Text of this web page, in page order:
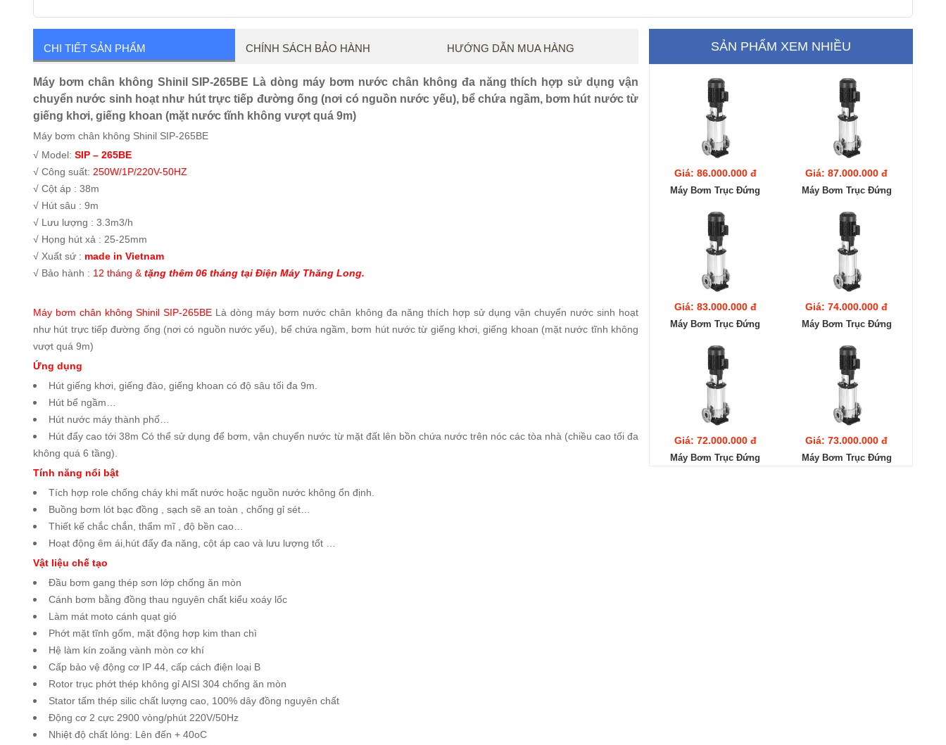
CHI TIẾT SẢN PHẨM CHÍNH SÁCH BẢO HÀNH HƯỚNG DẪN MUA HÀNG
Máy bơm chân không Shinil SIP-265BE Là dòng máy bơm nước chân không đa năng thích hợp sử dụng vận
chuyển nước sinh hoạt như hút trực tiếp đường ống (nơi có nguồn nước yếu), bể chứa ngầm, bơm hút nước từ
giếng khơi, giếng khoan (mặt nước tĩnh không vượt quá 9m)
Máy bơm chân không Shinil SIP-265BE
√ Model: SIP – 265BE
√ Công suất: 250W/1P/220V-50HZ
√ Cột áp : 38m
√ Hút sâu : 9m
√ Lưu lượng : 3.3m3/h
√ Họng hút xả : 25-25mm
√ Xuất sứ : made in Vietnam
√ Bảo hành : 12 tháng & tặng thêm 06 tháng tại Điện Máy Thăng Long.
Máy bơm chân không Shinil SIP-265BE Là dòng máy bơm nước chân không đa năng thích hợp sử dụng vận chuyển nước sinh hoạt
như hút trực tiếp đường ống (nơi có nguồn nước yếu), bể chứa ngầm, bơm hút nước từ giếng khơi, giếng khoan (mặt nước tĩnh không
vượt quá 9m)
Ứng dụng
Hút giếng khơi, giếng đào, giếng khoan có độ sâu tối đa 9m.
Hút bể ngầm…
Hút nước máy thành phố…
Hút đẩy cao tới 38m Có thể sử dụng để bơm, vận chuyển nước từ mặt đất lên bồn chứa nước trên nóc các tòa nhà (chiều cao tối đa
không quá 6 tầng).
Tính năng nổi bật
Tích hợp role chống cháy khi mất nước hoặc nguồn nước không ổn định.
Buồng bơm lót bạc đồng , sạch sẽ an toàn , chống gỉ sét…
Thiết kế chắc chắn, thẩm mĩ , độ bền cao…
Hoạt động êm ái,hút đẩy đa năng, cột áp cao và lưu lượng tốt …
Vật liệu chế tạo
Đầu bơm gang thép sơn lớp chống ăn mòn
Cánh bơm bằng đồng thau nguyên chất kiểu xoáy lốc
Làm mát moto cánh quạt gió
Phớt mặt tĩnh gốm, mặt động hợp kim than chì
Hệ làm kín zoăng vành mòn cơ khí
Cấp bảo vệ động cơ IP 44, cấp cách điện loại B
Rotor trục phớt thép không gỉ AISI 304 chống ăn mòn
Stator tấm thép silic chất lượng cao, 100% dây đồng nguyên chất
Động cơ 2 cực 2900 vòng/phút 220V/50Hz
Nhiệt độ chất lỏng: Lên đến + 40oC
SẢN PHẨM XEM NHIỀU
Giá: 86.000.000 đ
Máy Bơm Trục Đứng
16F5/18.5
Giá: 87.000.000 đ
Máy Bơm Trục Đứng
15F5/18.5
Giá: 83.000.000 đ
Máy Bơm Trục Đứng
14F5/18.5
Giá: 74.000.000 đ
Máy Bơm Trục Đứng
Giá: 72.000.000 đ
Máy Bơm Trục Đứng
Giá: 73.000.000 đ
Máy Bơm Trục Đứng